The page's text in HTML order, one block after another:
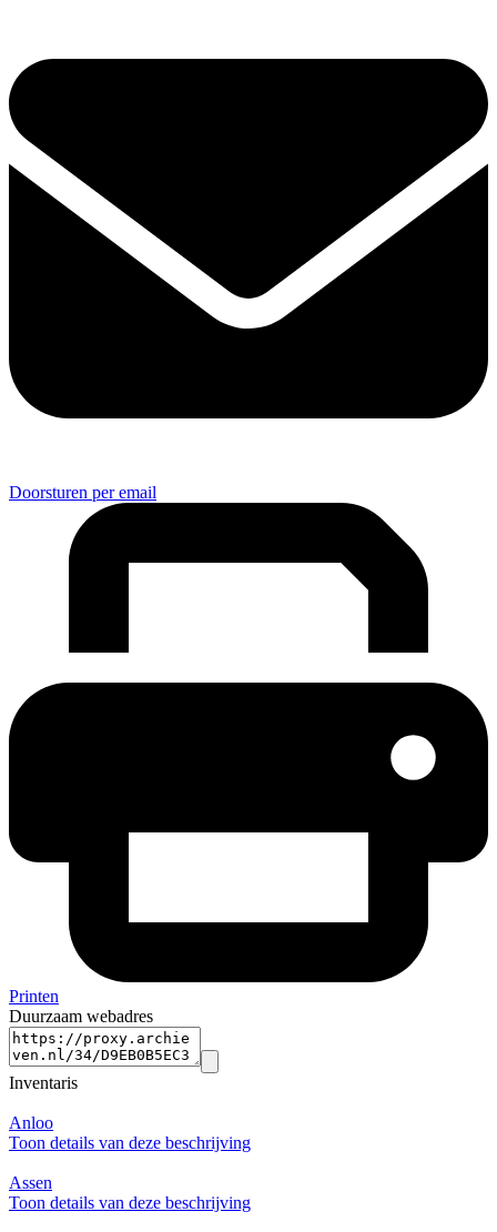
Doorsturen per email
Printen
Duurzaam webadres
Inventaris
Anloo
Toon details van deze beschrijving
Assen
Toon details van deze beschrijving